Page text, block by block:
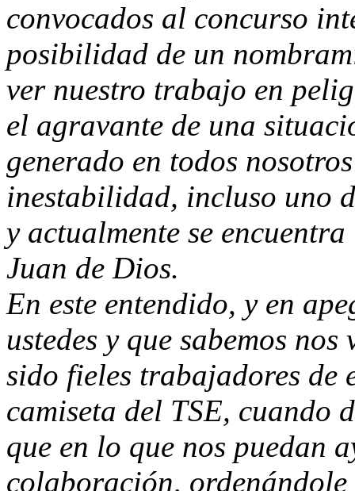
convocados al concurso
posibilidad de un
ver nuestro trabajo en
el agravante de una
generado en todos
inestabilidad, incluso uno
y actualmente se
Juan de Dios.
En este entendido, y en
ustedes y que sabemos
sido fieles trabajadores de
camiseta del TSE, cuando
que en lo que nos puedan
colaboración,